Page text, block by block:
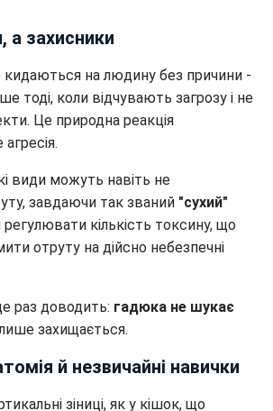
а захисники
кидаються на людину без причини -
тоді, коли відчувають загрозу і не
Це природна реакція
види можуть навіть не
завдаючи так званий "сухий"
регулювати кількість токсину, що
отруту на дійсно небезпечні
раз доводить: гадюка не шукає
захищається.
й незвичайні навички
зіниці, як у кішок, що